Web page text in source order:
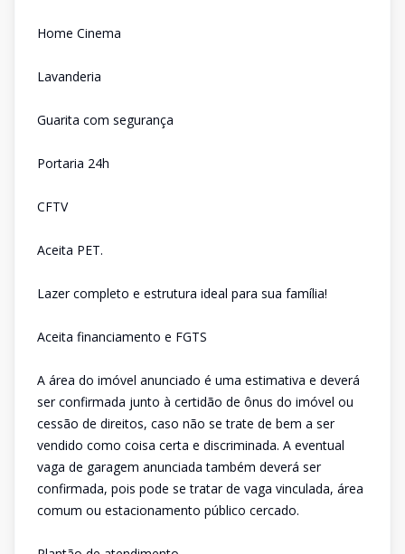
Home Cinema
Lavanderia
Guarita com segurança
Portaria 24h
CFTV
Aceita PET.
Lazer completo e estrutura ideal para sua família!
Aceita financiamento e FGTS
A área do imóvel anunciado é uma estimativa e deverá
ser confirmada junto à certidão de ônus do imóvel ou
cessão de direitos, caso não se trate de bem a ser
vendido como coisa certa e discriminada. A eventual
vaga de garagem anunciada também deverá ser
confirmada, pois pode se tratar de vaga vinculada, área
comum ou estacionamento público cercado.